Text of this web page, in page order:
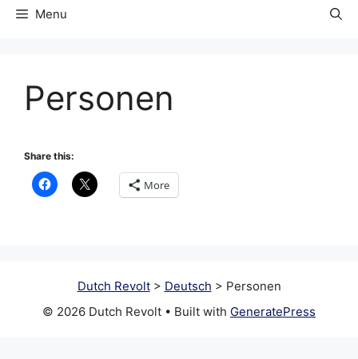
Menu
Personen
Share this:
More
Dutch Revolt> Deutsch > Personen
© 2026 Dutch Revolt • Built with GeneratePress